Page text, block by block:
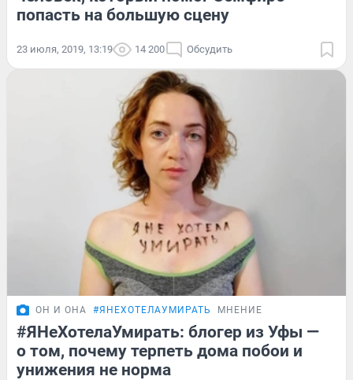
попасть на большую сцену
23 июля, 2019, 13:19 14 200 Обсудить
ОН И ОНА #ЯНЕХОТЕЛАУМИРАТЬ МНЕНИЕ
#ЯНеХотелаУмирать: блогер из Уфы —
о том, почему терпеть дома побои и
унижения не норма